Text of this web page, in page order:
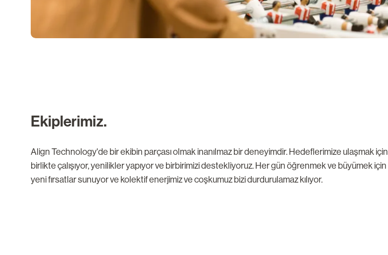
Ekiplerimiz.
Align Technology'de bir ekibin parçası olmak inanılmaz bir deneyimdir. Hedeflerimize ulaşmak için
birlikte çalışıyor, yenilikler yapıyor ve birbirimizi destekliyoruz. Her gün öğrenmek ve büyümek için
yeni fırsatlar sunuyor ve kolektif enerjimiz ve coşkumuz bizi durdurulamaz kılıyor.